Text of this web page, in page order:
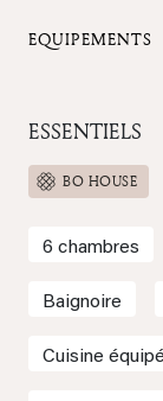
EQUIPEMENTS
ESSENTIELS
BO HOUSE
6 chambres
Baignoire
Cuisine